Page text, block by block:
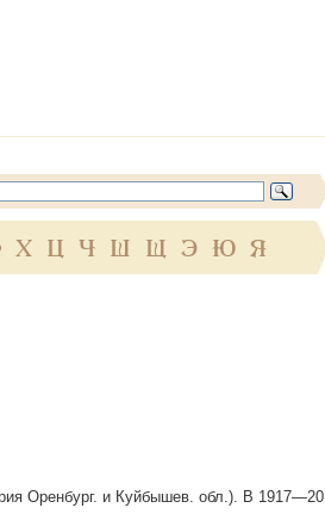
Х Ц Ч Ш Щ Э Ю Я
Оренбург. и Куйбышев. обл.). В 1917—20